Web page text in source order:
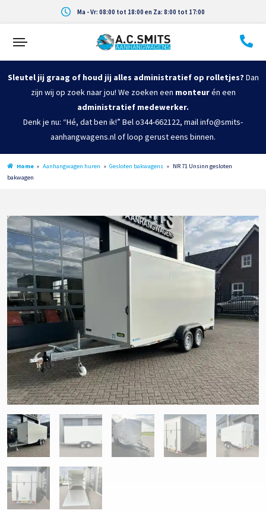
Ma - Vr: 08:00 tot 18:00 en Za: 8:00 tot 17:00
Sleutel jij graag of houd jij alles administratief op rolletjes? Dan
zijn wij op zoek naar jou! We zoeken een monteurén een
administratief medewerker.
Denk je nu: “Hé, dat ben ik!” Bel o344-662122, mail info@smits-
aanhangwagens.nl of loop gerust eens binnen.
Home » Aanhangwagen huren » Gesloten bakwagens » NR 71 Unsinn gesloten
bakwagen